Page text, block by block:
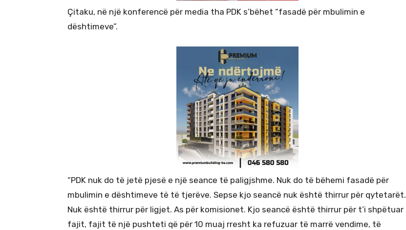
Çitaku, në një konferencë për media tha PDK s’bëhet “fasadë për mbulimin e
dështimeve”.
“PDK nuk do të jetë pjesë e një seance të paligjshme. Nuk do të bëhemi fasadë për
mbulimin e dështimeve të të tjerëve. Sepse kjo seancë nuk është thirrur për qytetarët.
Nuk është thirrur për ligjet. As për komisionet. Kjo seancë është thirrur për t’i shpëtuar
fajit, fajit të një pushteti që për 10 muaj rresht ka refuzuar të marrë vendime, të